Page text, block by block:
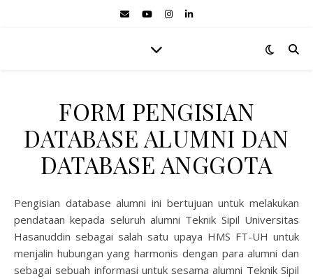
FORM PENGISIAN
DATABASE ALUMNI DAN
DATABASE ANGGOTA
Pengisian database alumni ini bertujuan untuk melakukan
pendataan kepada seluruh alumni Teknik Sipil Universitas
Hasanuddin sebagai salah satu upaya HMS FT-UH untuk
menjalin hubungan yang harmonis dengan para alumni dan
sebagai sebuah informasi untuk sesama alumni Teknik Sipil